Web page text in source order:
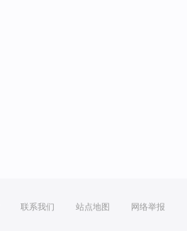
联系我们 站点地图 网络举报